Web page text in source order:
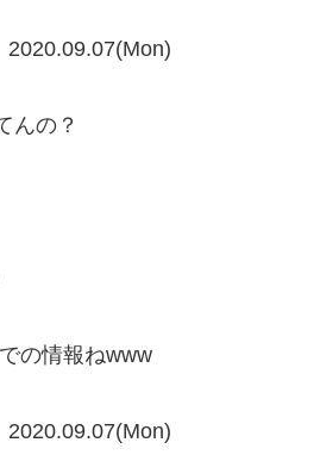
2020.09.07(Mon)
んの？
の情報ねwww
2020.09.07(Mon)